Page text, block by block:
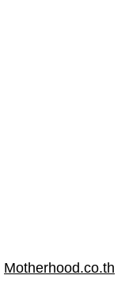
Motherhood.co.th